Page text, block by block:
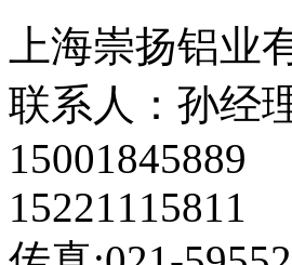
上海崇扬铝业
联系人：孙经
15001845889
15221115811